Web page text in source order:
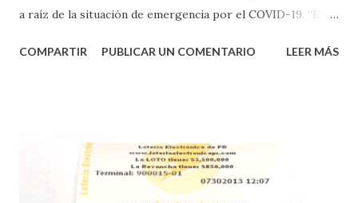
a raíz de la situación de emergencia por el COVID-19. “En
proteger la salud de nuestros empleados, vendedores y
instantáneos”, indicó López. Sobre el sorteo de Powerball,
López explicó que el mismo se continuará realizando en los
Estados Unidos y los jugadores podrán conocer los
COMPARTIR PUBLICAR UN COMENTARIO LEER MÁS